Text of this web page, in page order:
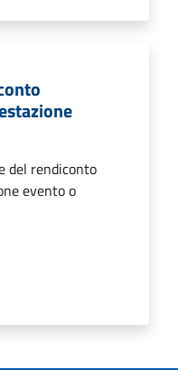
del rendiconto
evento o